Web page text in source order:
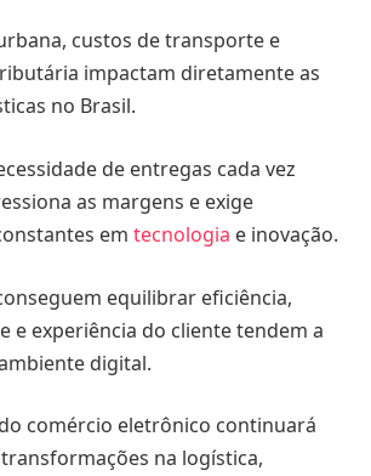
custos de transporte e
impactam diretamente as
no Brasil.
de entregas cada vez
as margens e exige
em tecnologia e inovação.
equilibrar eficiência,
e experiência do cliente tendem a
digital.
comércio eletrônico continuará
na logística,